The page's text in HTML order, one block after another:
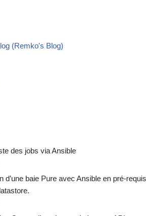
(Remko's Blog)
des jobs via Ansible
d’une baie Pure avec Ansible en pré-requis